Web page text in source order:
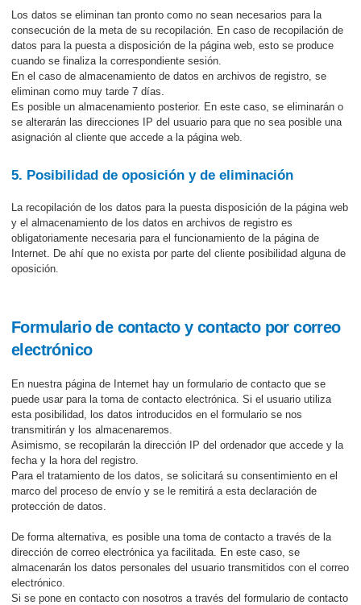
Los datos se eliminan tan pronto como no sean necesarios para la
consecución de la meta de su recopilación. En caso de recopilación de
datos para la puesta a disposición de la página web, esto se produce
cuando se finaliza la correspondiente sesión.
En el caso de almacenamiento de datos en archivos de registro, se
eliminan como muy tarde 7 días.
Es posible un almacenamiento posterior. En este caso, se eliminarán o
se alterarán las direcciones IP del usuario para que no sea posible una
asignación al cliente que accede a la página web.
5. Posibilidad de oposición y de eliminación
La recopilación de los datos para la puesta disposición de la página web
y el almacenamiento de los datos en archivos de registro es
obligatoriamente necesaria para el funcionamiento de la página de
Internet. De ahí que no exista por parte del cliente posibilidad alguna de
oposición.
Formulario de contacto y contacto por correo
electrónico
En nuestra página de Internet hay un formulario de contacto que se
puede usar para la toma de contacto electrónica. Si el usuario utiliza
esta posibilidad, los datos introducidos en el formulario se nos
transmitirán y los almacenaremos.
Asimismo, se recopilarán la dirección IP del ordenador que accede y la
fecha y la hora del registro.
Para el tratamiento de los datos, se solicitará su consentimiento en el
marco del proceso de envío y se le remitirá a esta declaración de
protección de datos.
De forma alternativa, es posible una toma de contacto a través de la
dirección de correo electrónica ya facilitada. En este caso, se
almacenarán los datos personales del usuario transmitidos con el correo
electrónico.
Si se pone en contacto con nosotros a través del formulario de contacto